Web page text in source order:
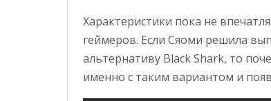
Характеристики пока не
геймеров. Если Сяоми решила
альтернативу Black Shark, то
именно с таким вариантом и